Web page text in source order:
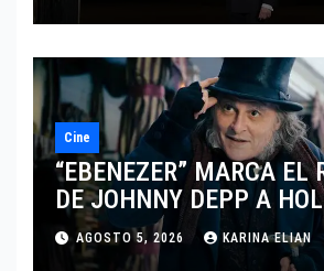
Cine
“EBENEZER” MARCA EL
DE JOHNNY DEPP A
TRAS SU PASO POR EL
INDEPENDIENTE EUROPEO
AGOSTO 5, 2026 KARINA ELIAN